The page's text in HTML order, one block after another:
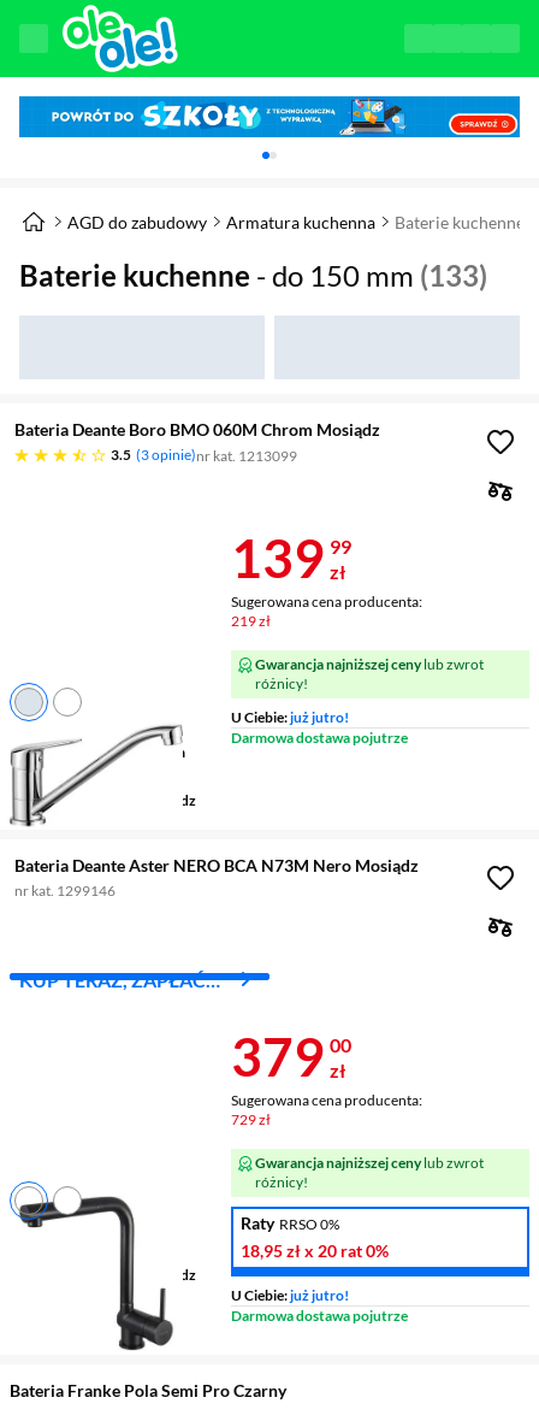
Karuzela z banerami, aktualny element 1 z
AGD do zabudowy Armatura kuchenna Baterie kuchenne
Baterie kuchenne - do 150 mm (133)
Bateria Deante Boro BMO 060M Chrom Mosiądz
3.5
3.5 gwiazdek 3 opinie nr kat. 1213099
Wysokość wylewki 130 mm
Zasięg wylewki
Wykonanie korpusu
mosiądz
Cena 139,99
139 99
zł
Sugerowana cena producenta:
219 zł
Gwarancja najniższej cenylub zwrot
różnicy!
U Ciebie:już jutro!
Darmowa dostawa pojutrze
Bateria Deante Aster NERO BCA N73M Nero Mosiądz
nr kat. 1299146
KUP TERAZ, ZAPŁAĆ
Rodzaj
mosiądz
wyciągana
Cena 379 zł
379 00
zł
Sugerowana cena producenta:
729 zł
Gwarancja najniższej cenylub zwrot
różnicy!
Raty RRSO 0%
18,95 złx 20 rat0%
U Ciebie:już jutro!
Darmowa dostawa pojutrze
Bateria Franke Pola Semi Pro Czarny